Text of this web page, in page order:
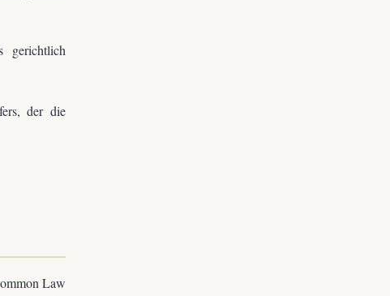
gerichtlich
der die
Law